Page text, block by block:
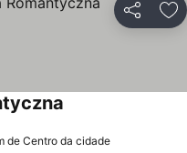
Partilhar
de Centro da cidade